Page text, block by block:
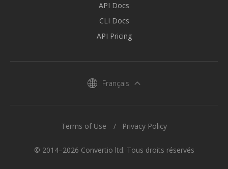
API Docs
CLI Docs
API Pricing
Français
© 2014–2026 Convertio ltd. Tous droits réservés
Terms of Use Privacy Policy